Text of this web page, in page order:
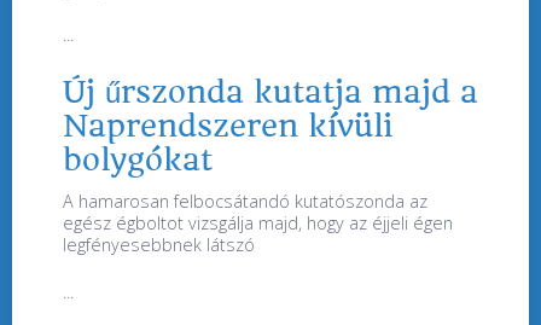
Új űrszonda kutatja majd a
Naprendszeren kívüli
bolygókat
A hamarosan felbocsátandó kutatószonda az
egész égboltot vizsgálja majd, hogy az éjjeli égen
legfényesebbnek látszó